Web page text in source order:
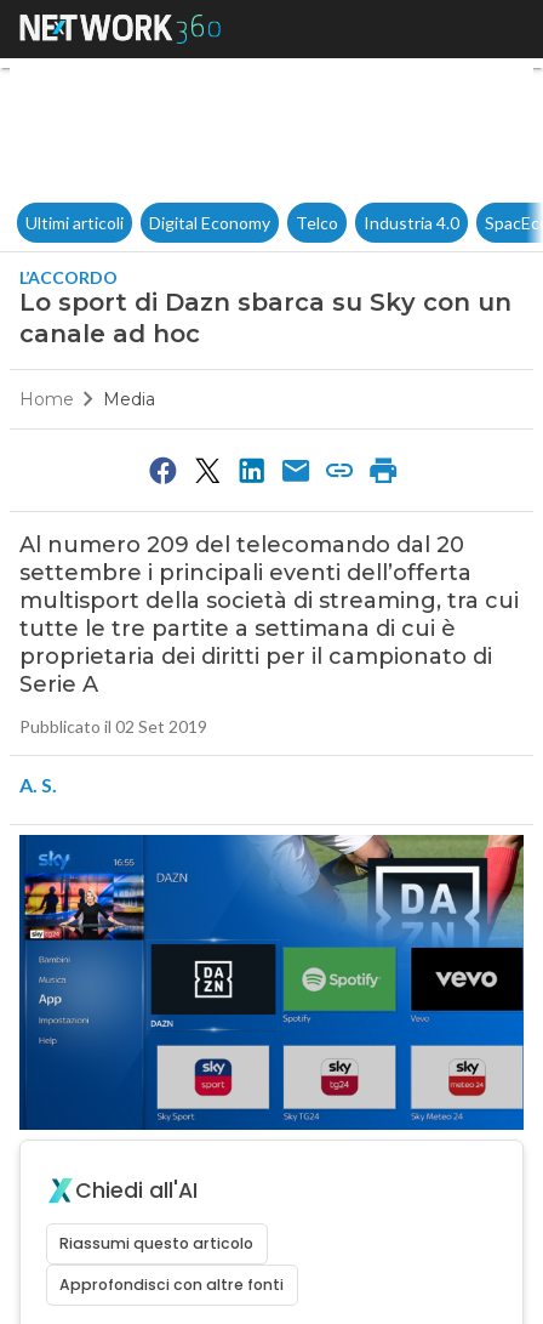
Lo sport di Dazn sbarca su
Ultimi articoli Digital Economy Telco Industria 4.0
L’ACCORDO
Lo sport di Dazn sbarca su Sky con un
canale ad hoc
Home Media
Al numero 209 del telecomando dal 20
settembre i principali eventi dell’offerta
multisport della società di streaming, tra cui
tutte le tre partite a settimana di cui è
proprietaria dei diritti per il campionato di
Serie A
Pubblicato il 02 Set 2019
A. S.
Chiedi all'AI
Riassumi questo articolo
Approfondisci con altre fonti